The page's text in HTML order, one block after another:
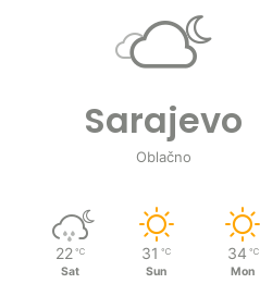
Sarajevo
Oblačno
22 ℃
Sat
31 ℃
Sun
34 ℃
Mon